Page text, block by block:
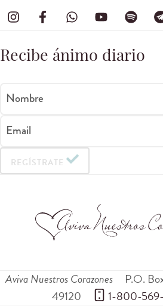
Recibe ánimo diario
Nombre
Email
REGÍSTRATE
Aviva Nuestros Corazones P.O.
49120
1-800-